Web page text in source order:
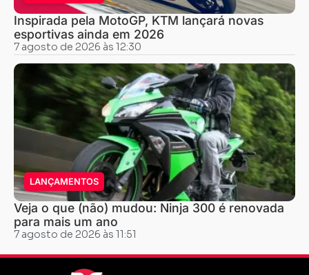
Inspirada pela MotoGP, KTM lançará novas
esportivas ainda em 2026
7 agosto de 2026 às 12:30
LANÇAMENTOS
Veja o que (não) mudou: Ninja 300 é renovada
para mais um ano
7 agosto de 2026 às 11:51